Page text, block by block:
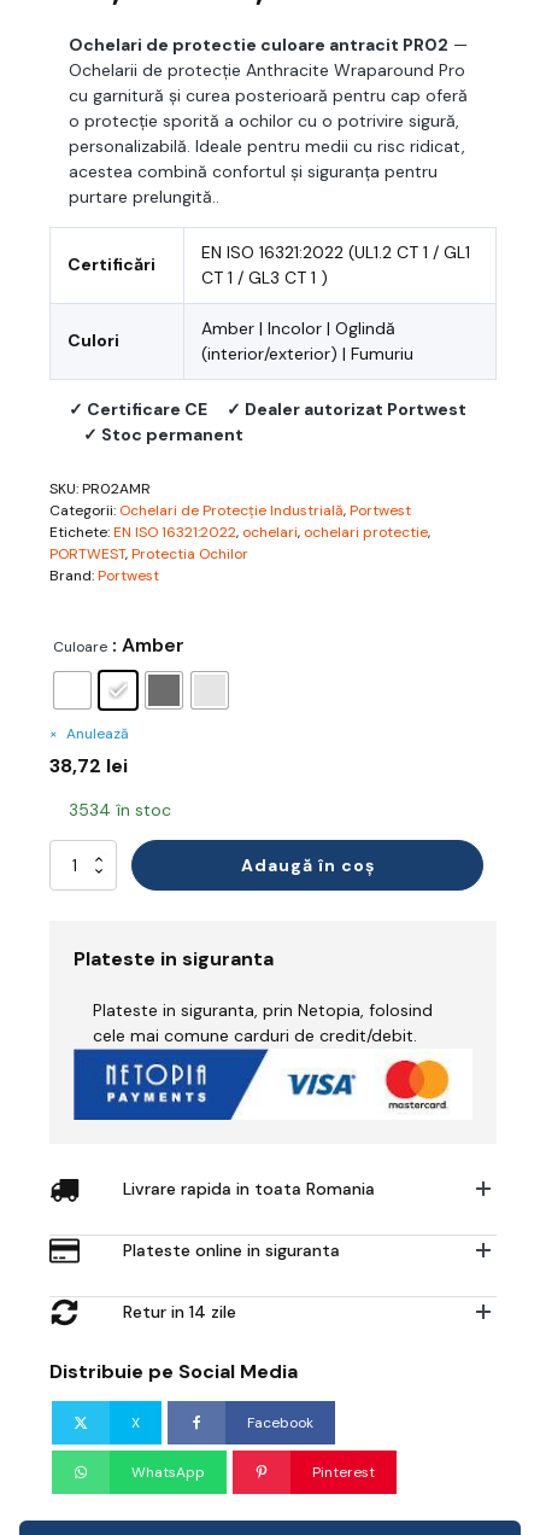
prețuri:
38,72 lei
până
la
41,04 lei
Ochelari de protectie culoare antracit PR02 —
Ochelarii de protecție Anthracite Wraparound Pro
cu garnitură și curea posterioară pentru cap oferă
o protecție sporită a ochilor cu o potrivire sigură,
personalizabilă. Ideale pentru medii cu risc ridicat,
acestea combină confortul și siguranța pentru
purtare prelungită..
Certificări
EN ISO 16321:2022 (UL1.2 CT 1 / GL1
CT 1 / GL3 CT 1 )
Culori
Amber | Incolor | Oglindă
(interior/exterior) | Fumuriu
✓ Certificare CE
✓ Dealer autorizat Portwest
✓ Stoc permanent
SKU:PR02AMR
Categorii: Ochelari de Protecție Industrială,Portwest
Etichete:EN ISO 16321:2022, ochelari, ochelari protectie,
PORTWEST,Protectia Ochilor
Brand:Portwest
Culoare : Amber
Anulează
38,72 lei
3534 în stoc
Cantitate
Ochelari
Antracit
Adaugă în coș
Plateste in siguranta
Plateste in siguranta, prin Netopia, folosind
cele mai comune carduri de credit/debit.
Livrare rapida in toata Romania
Plateste online in siguranta
Retur in 14 zile
Distribuie pe Social Media
X Facebook
WhatsApp Pinterest